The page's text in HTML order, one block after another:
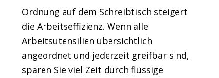
Ordnung auf dem Schreibtisch steigert
die Arbeitseffizienz. Wenn alle
Arbeitsutensilien übersichtlich
angeordnet und jederzeit greifbar sind,
sparen Sie viel Zeit durch flüssige